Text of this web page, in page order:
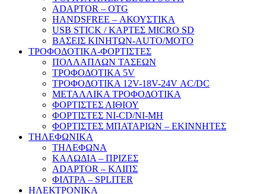
ADAPTOR – ΟΤG
HANDSFREE – ΑΚΟΥΣΤΙΚΑ
USB STICK / ΚΑΡΤΕΣ MICRO SD
ΒΑΣΕΙΣ ΚΙΝΗΤΩΝ-AUTO/MOTO
ΤΡΟΦΟΔΟΤΙΚΑ-ΦΟΡΤΙΣΤΕΣ
ΠΟΛΛΑΠΛΩΝ ΤΑΣΕΩΝ
ΤΡΟΦΟΔΟΤΙΚΑ 5V
ΤΡΟΦΟΔΟΤΙΚΑ 12V-18V-24V ΑC/DC
ΜΕΤΑΛΛΙΚΑ ΤΡΟΦΟΔΟΤΙΚΑ
ΦΟΡΤΙΣΤΕΣ ΛΙΘΙΟΥ
ΦΟΡΤΙΣΤΕΣ NI-CD/NI-MH
ΦΟΡΤΙΣΤΕΣ ΜΠΑΤΑΡΙΩΝ – ΕΚΙΝΝΗΤΕΣ
ΤΗΛΕΦΩΝΙΚΑ
ΤΗΛΕΦΩΝΑ
ΚΑΛΩΔΙΑ – ΠΡΙΖΕΣ
ADAPTOR – ΚΛΙΠΣ
ΦΙΛΤΡΑ – SPLITER
ΗΛΕΚΤΡΟΝΙΚΑ